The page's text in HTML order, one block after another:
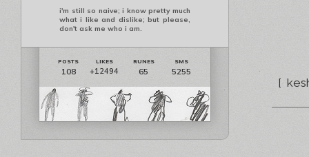
i'm still so naive; i know pretty much
what i like and dislike; but please,
don't ask me who i am.
108 +12494 65 5255
[